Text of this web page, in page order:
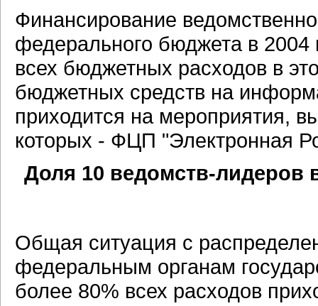
Финансирование
федерального бюджета в 2004
всех бюджетных расходов в
бюджетных средств на
приходится на мероприятия,
которых - ФЦП "Электронная
Доля 10 ведомств-лидеров
Общая ситуация с
федеральным органам
более 80% всех расходов